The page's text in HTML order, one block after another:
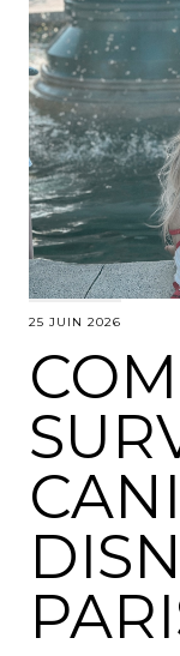
25 JUIN 2026